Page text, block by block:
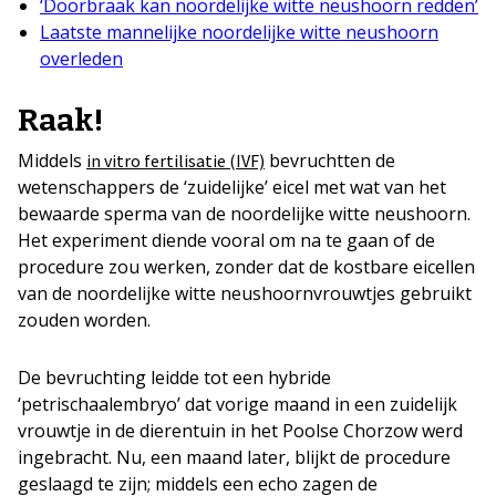
‘Doorbraak kan noordelijke witte neushoorn redden’
Laatste mannelijke noordelijke witte neushoorn
overleden
Raak!
Middels in vitro fertilisatie (IVF) bevruchtten de
wetenschappers de ‘zuidelijke’ eicel met wat van het
bewaarde sperma van de noordelijke witte neushoorn.
Het experiment diende vooral om na te gaan of de
procedure zou werken, zonder dat de kostbare eicellen
van de noordelijke witte neushoornvrouwtjes gebruikt
zouden worden.
De bevruchting leidde tot een hybride
‘petrischaalembryo’ dat vorige maand in een zuidelijk
vrouwtje in de dierentuin in het Poolse Chorzow werd
ingebracht. Nu, een maand later, blijkt de procedure
geslaagd te zijn; middels een echo zagen de